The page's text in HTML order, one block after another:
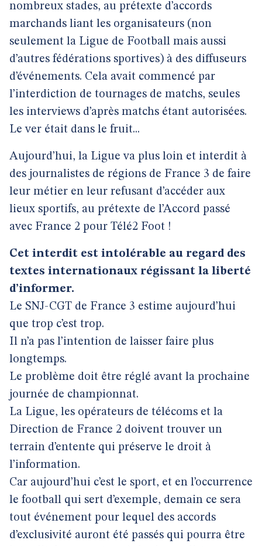
nombreux stades, au prétexte d’accords
marchands liant les organisateurs (non
seulement la Ligue de Football mais aussi
d’autres fédérations sportives) à des diffuseurs
d’événements. Cela avait commencé par
l’interdiction de tournages de matchs, seules
les interviews d’après matchs étant autorisées.
Le ver était dans le fruit...
Aujourd’hui, la Ligue va plus loin et interdit à
des journalistes de régions de France 3 de faire
leur métier en leur refusant d’accéder aux
lieux sportifs, au prétexte de l’Accord passé
avec France 2 pour Télé2 Foot !
Cet interdit est intolérable au regard des
textes internationaux régissant la liberté
d’informer.
Le SNJ-CGT de France 3 estime aujourd’hui
que trop c’est trop.
Il n’a pas l’intention de laisser faire plus
longtemps.
Le problème doit être réglé avant la prochaine
journée de championnat.
La Ligue, les opérateurs de télécoms et la
Direction de France 2 doivent trouver un
terrain d’entente qui préserve le droit à
l’information.
Car aujourd’hui c’est le sport, et en l’occurrence
le football qui sert d’exemple, demain ce sera
tout événement pour lequel des accords
d’exclusivité auront été passés qui pourra être